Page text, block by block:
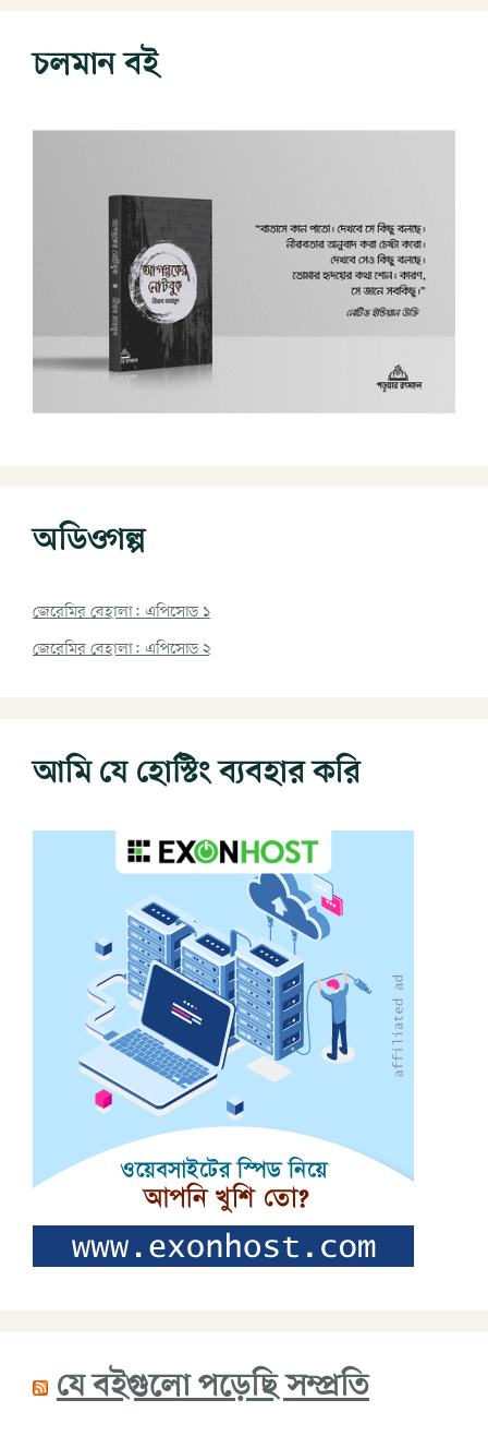
চলমান বই
অডিওগল্প
জেরেমির বেহালা: এপিসোড ১
জেরেমির বেহালা: এপিসোড ২
আমি যে হোস্টিং ব্যবহার করি
যে বইগুলো পড়েছি সম্প্রতি